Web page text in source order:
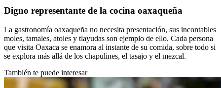
Digno representante de la cocina oaxaqueña
La gastronomía oaxaqueña no necesita presentación, sus incontables
moles, tamales, atoles y tlayudas son ejemplo de ello. Cada persona
que visita Oaxaca se enamora al instante de su comida, sobre todo si
se explora más allá de los chapulines, el tasajo y el mezcal.
También te puede interesar